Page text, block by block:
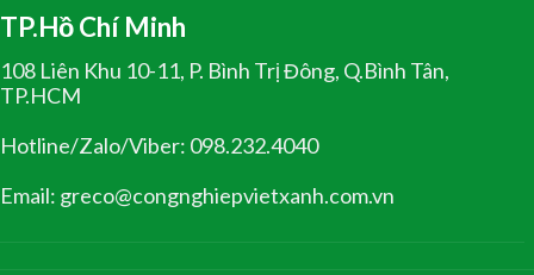
TP.Hồ Chí Minh
108 Liên Khu 10-11, P. Bình Trị Đông, Q.Bình Tân,
TP.HCM
Hotline/Zalo/Viber: 098.232.4040
Email: greco@congnghiepvietxanh.com.vn